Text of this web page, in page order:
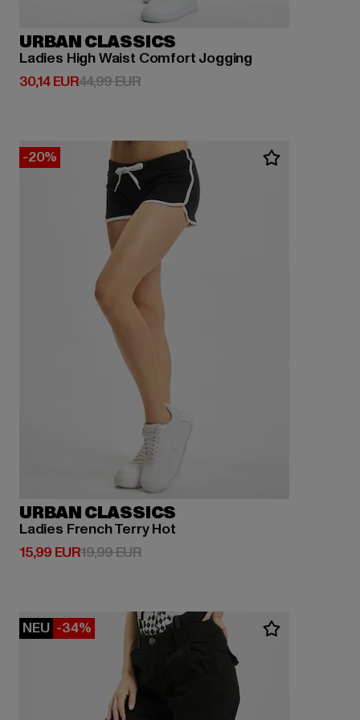
URBAN CLASSICS
Ladies High Waist Comfort Jogging
30,14 EUR
Derzeitiger Preis: 30,14 EUR
44,99 EURAktionspreis: 44,99 EUR
-20%
URBAN CLASSICS
Ladies French Terry Hot
15,99 EUR
Derzeitiger Preis: 15,99 EUR
19,99 EURAktionspreis: 19,99 EUR
NEU -34%